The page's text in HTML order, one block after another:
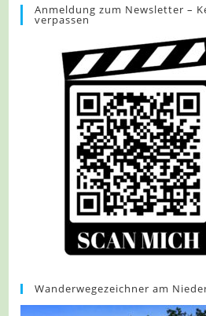
Anmeldung zum Newsletter –
verpassen
Wanderwegezeichner am